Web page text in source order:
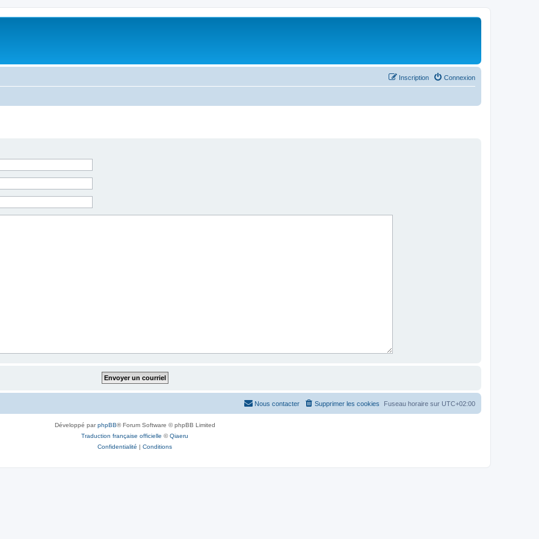
Connexion
Inscription
Fuseau horaire sur UTC+02:00
Supprimer les cookies
Nous contacter
Développé parphpBB® Forum Software © phpBB Limited
Traduction française officielle ©Qiaeru
Confidentialité | Conditions